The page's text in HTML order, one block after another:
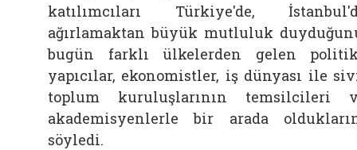
katılımcıları Türkiye'de,
ağırlamaktan büyük mutluluk
bugün farklı ülkelerden gelen
yapıcılar, ekonomistler, iş dünyası ile
toplum kuruluşlarının temsilcileri
akademisyenlerle bir arada
söyledi.